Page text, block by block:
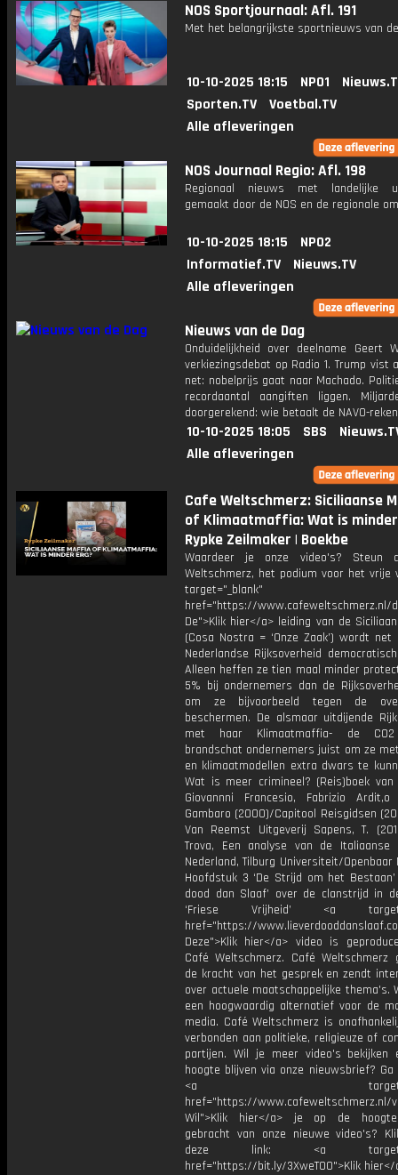
NOS Sportjournaal: Afl. 191
Met het belangrijkste sportnieuws van
10-10-2025 18:15 NPO1
Sporten.TV
Voetbal.TV
Alle afleveringen
NOS Journaal Regio: Afl. 198
Regionaal nieuws met landelijke
gemaakt door de NOS en de regionale
10-10-2025 18:15
NPO2
Informatief.TV
Nieuws.TV
Alle afleveringen
Nieuws van de Dag
Onduidelijkheid over deelname Geert
verkiezingsdebat op Radio 1. Trump vist
net: nobelprijs gaat naar Machado.
recordaantal aangiften liggen.
doorgerekend: wie betaalt de NAVO-
10-10-2025 18:05 SBS
Alle afleveringen
Cafe Weltschmerz: Siciliaanse
of Klimaatmaffia: Wat is
Rypke Zeilmaker | Boekbe
Waardeer je onze video's? Steun
Weltschmerz, het podium voor het vrije
target="_blank"
href="https://www.cafeweltschmerz.nl/
De">Klik hier</a> leiding van de
(Cosa Nostra = ‘Onze Zaak’) wordt
Nederlandse Rijksoverheid
Alleen heffen ze tien maal minder
5% bij ondernemers dan de
om ze bijvoorbeeld tegen de
beschermen. De alsmaar uitdijende
met haar Klimaatmaffia- de
brandschat ondernemers juist om ze
en klimaatmodellen extra dwars te
Wat is meer crimineel? (Reis)boek
Giovannni Francesio, Fabrizio Ardit,o
Gambaro (2000)/Capitool Reisgidsen
Van Reemst Uitgeverij Sapens, T.
Trova, Een analyse van de
Nederland, Tilburg Universiteit/
Hoofdstuk 3 ‘De Strijd om het
dood dan Slaaf’ over de clanstrijd in
‘Friese Vrijheid’ <a
href="https://
Deze">Klik hier</a> video is
Café Weltschmerz. Café Weltschmerz
de kracht van het gesprek en zendt
over actuele maatschappelijke thema's.
een hoogwaardig alternatief voor de
media. Café Weltschmerz is
verbonden aan politieke, religieuze of
partijen. Wil je meer video's bekijken
hoogte blijven via onze nieuwsbrief? Ga
<a
href="https://www.cafeweltschmerz.nl/
Wil">Klik hier</a> je op de
gebracht van onze nieuwe video's?
deze link: <a
href="https://bit.ly/3XweTO0">Klik hier</